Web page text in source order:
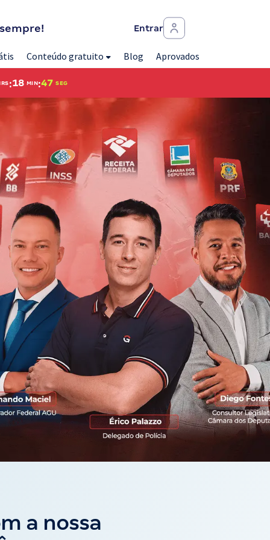
Entrar
Conteúdo gratuito Blog Aprovados
:18 MIN:46 SEG
a nossa